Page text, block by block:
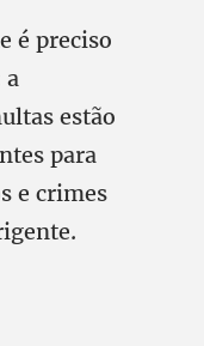
é preciso
a
estão
para
e crimes